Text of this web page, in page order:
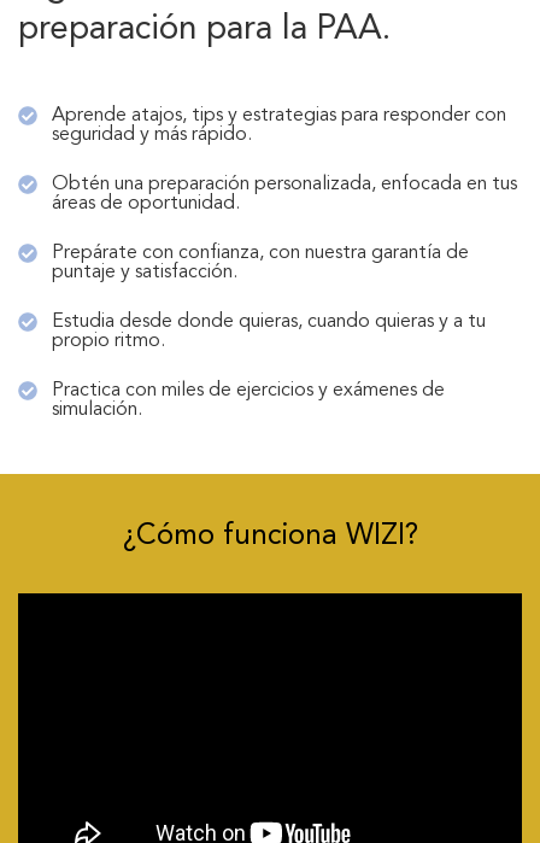
preparación para la PAA.
Aprende atajos, tips y estrategias para responder con
seguridad y más rápido.
Obtén una preparación personalizada, enfocada en tus
áreas de oportunidad.
Prepárate con confianza, con nuestra garantía de
puntaje y satisfacción.
Estudia desde donde quieras, cuando quieras y a tu
propio ritmo.
Practica con miles de ejercicios y exámenes de
simulación.
¿Cómo funciona WIZI?